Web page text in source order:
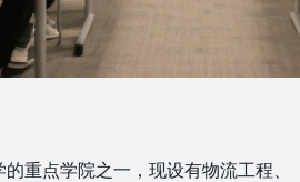
重点学院之一，现设有物流工程、